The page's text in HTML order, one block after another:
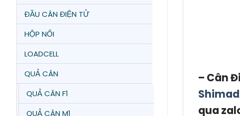
ĐẦU CÂN ĐIỆN TỬ
HỘP NỐI
LOADCELL
QUẢ CÂN
QUẢ CÂN F1
QUẢ CÂN M1
– Cân
qua